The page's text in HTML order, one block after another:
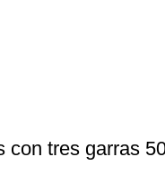
con tres garras